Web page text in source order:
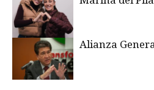
Alianza